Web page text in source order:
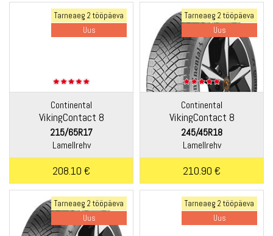
Tarneaeg 2 tööpäeva
Uus
Continental
VikingContact 8
215/65R17
Lamellrehv
208.10 €
Tarneaeg 2 tööpäeva
Uus
Continental
VikingContact 8
245/45R18
Lamellrehv
210.90 €
Tarneaeg 2 tööpäeva
Uus
Tarneaeg 2 tööpäeva
Uus